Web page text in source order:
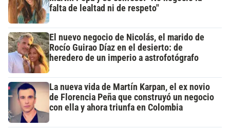
falta de lealtad ni de respeto"
El nuevo negocio de Nicolás, el marido de
Rocío Guirao Díaz en el desierto: de
heredero de un imperio a astrofotógrafo
La nueva vida de Martín Karpan, el ex novio
de Florencia Peña que construyó un negocio
con ella y ahora triunfa en Colombia